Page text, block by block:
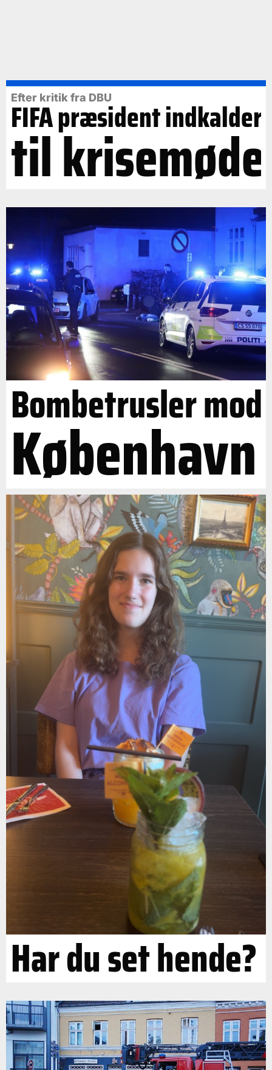
Efter kritik fra DBU
FIFA præsident indkalder
til krisemøde
Bombetrusler mod
København
Har du set hende?